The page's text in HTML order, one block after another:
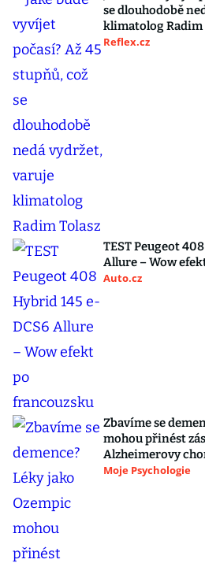
se dlouhodobě
klimatolog Radim
Reflex.cz
TEST Peugeot
Allure – Wow
Auto.cz
Zbavíme se
mohou přinést
Alzheimerovy
Moje Psychologie